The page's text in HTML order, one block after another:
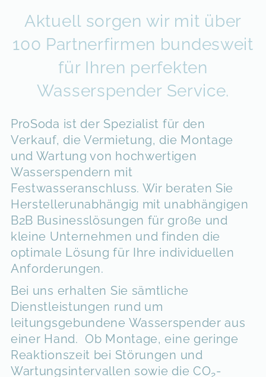
Aktuell sorgen wir mit über
100 Partnerfirmen bundesweit
für Ihren perfekten
Wasserspender Service.
ProSoda ist der Spezialist für den
Verkauf, die Vermietung, die Montage
und Wartung von hochwertigen
Wasserspendern mit
Festwasseranschluss. Wir beraten Sie
Herstellerunabhängig mit unabhängigen
B2B Businesslösungen für große und
kleine Unternehmen und finden die
optimale Lösung für Ihre individuellen
Anforderungen.
Bei uns erhalten Sie sämtliche
Dienstleistungen rund um
leitungsgebundene Wasserspender aus
einer Hand. Ob Montage, eine geringe
Reaktionszeit bei Störungen und
Wartungsintervallen sowie die CO2-